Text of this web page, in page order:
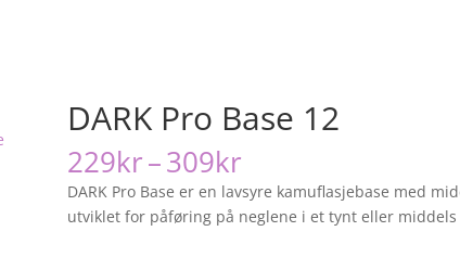
DARK Pro Base 12
229kr–309krPrisområde:
229kr
til
309kr
DARK Pro Base er en lavsyre kamuflasjebase med
utviklet for påføring på neglene i et tynt eller middels